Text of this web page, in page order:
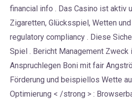
financial info . Das Casino ist aktiv
Zigaretten, Glücksspiel, Wetten
regulatory compliancy . Diese
Spiel . Bericht Management Zweck
Anspruchlegen Boni mit fair
Förderung und beispiellos Wette
Optimierung < /strong > :